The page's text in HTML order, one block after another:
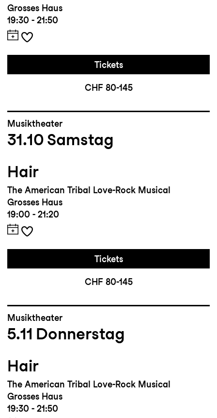
Grosses Haus
19:30 - 21:50
Tickets
CHF 80-145
Musiktheater
31.10 Samstag
Hair
The American Tribal Love-Rock Musical
Grosses Haus
19:00 - 21:20
Tickets
CHF 80-145
Musiktheater
5.11 Donnerstag
Hair
The American Tribal Love-Rock Musical
Grosses Haus
19:30 - 21:50